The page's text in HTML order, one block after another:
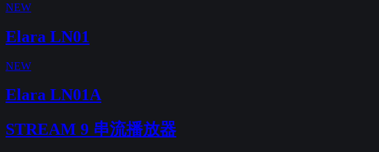
NEW
Elara LN01
NEW
Elara LN01A
STREAM 9 串流播放器